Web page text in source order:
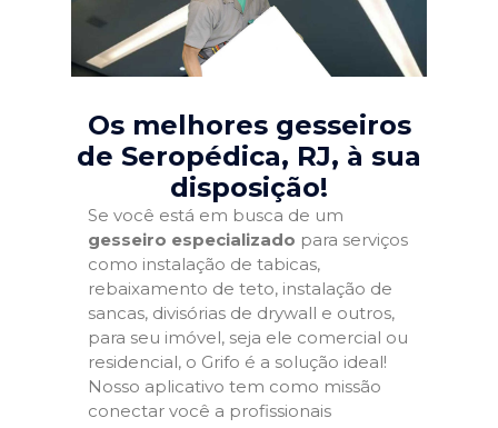
Os melhores gesseiros
de Seropédica, RJ, à sua
disposição!
Se você está em busca de um
gesseiro especializado para serviços
como instalação de tabicas,
rebaixamento de teto, instalação de
sancas, divisórias de drywall e outros,
para seu imóvel, seja ele comercial ou
residencial, o Grifo é a solução ideal!
Nosso aplicativo tem como missão
conectar você a profissionais